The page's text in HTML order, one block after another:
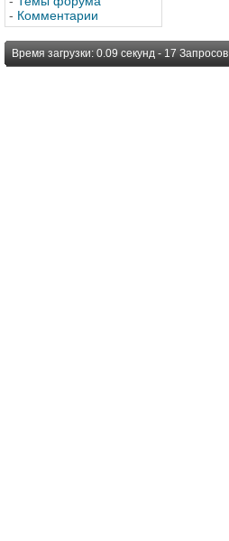
- Комментарии
Время загрузки: 0.09 секунд - 17 Запросов